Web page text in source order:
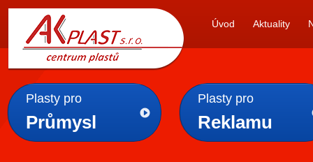
AKPLAST s.r.o.
Úvod Aktuality
Plasty pro
Průmysl
Plasty pro
Reklamu